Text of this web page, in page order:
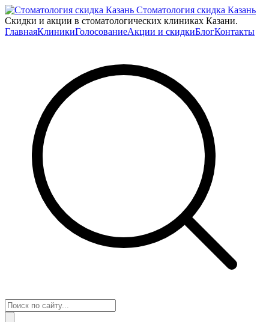
Стоматология скидка Казань
Скидки и акции в стоматологических клиниках Казани.
ГлавнаяКлиникиГолосованиеАкции и скидкиБлогКонтакты